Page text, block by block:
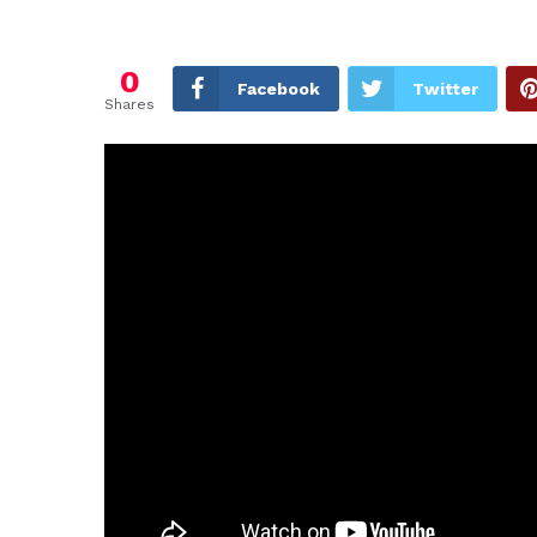
0
Shares
Facebook Twitter